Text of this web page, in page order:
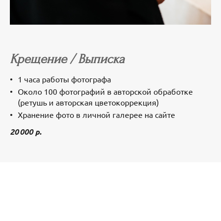
Крещение / Выписка
1 часа работы фотографа
Около 100 фотографий в авторской обработке
(ретушь и авторская цветокоррекция)
Хранение фото в личной галерее на сайте
20 000 р.